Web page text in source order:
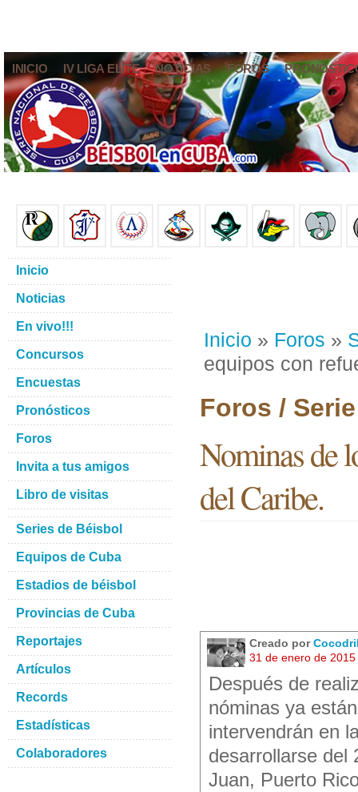
INICIO IV LIGA ELITE NOTICIAS FOROS
Inicio » Foros »
equipos con
Foros /
Nominas de
del Caribe.
Creado por
31 de enero de
Después de
nóminas ya
intervendrán en
desarrollarse del
Juan, Puerto
Inicio
Noticias
En vivo!!!
Concursos
Encuestas
Pronósticos
Foros
Invita a tus amigos
Libro de visitas
Series de Béisbol
Equipos de Cuba
Estadios de béisbol
Provincias de Cuba
Reportajes
Artículos
Records
Estadísticas
Colaboradores